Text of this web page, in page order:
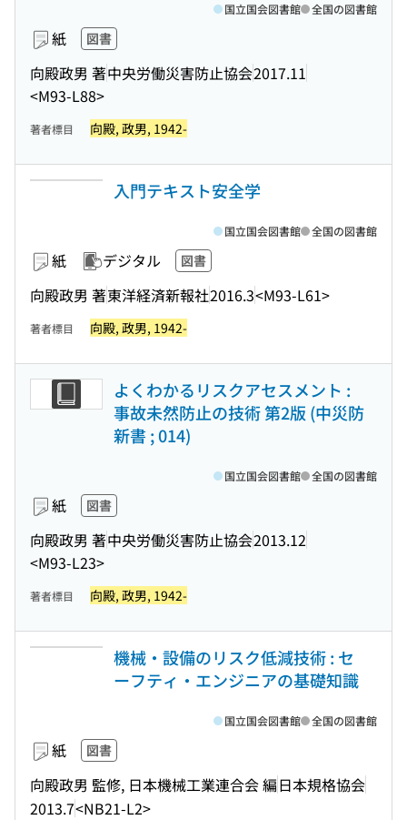
紙 図書
向殿政男 著中央労働災害防止協会2017.11
<M93-L88>
国立国会図書館 全国の図書館
著者標目 向殿, 政男, 1942-
入門テキスト安全学
紙 デジタル 図書
向殿政男 著東洋経済新報社2016.3<M93-L61>
国立国会図書館 全国の図書館
著者標目 向殿, 政男, 1942-
よくわかるリスクアセスメント :
事故未然防止の技術 第2版 (中災防
新書 ; 014)
紙 図書
向殿政男 著中央労働災害防止協会2013.12
<M93-L23>
国立国会図書館 全国の図書館
著者標目 向殿, 政男, 1942-
機械・設備のリスク低減技術 : セ
ーフティ・エンジニアの基礎知識
紙 図書
向殿政男 監修, 日本機械工業連合会 編日本規格協会
2013.7<NB21-L2>
国立国会図書館 全国の図書館